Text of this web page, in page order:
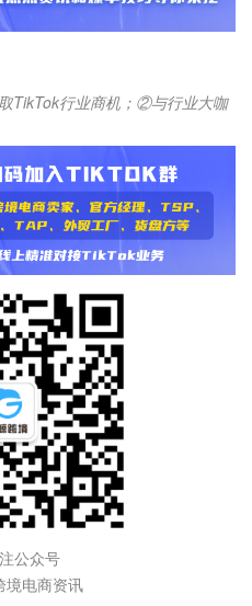
TikTok行业商机；②与行业大咖
公众号
境电商资讯